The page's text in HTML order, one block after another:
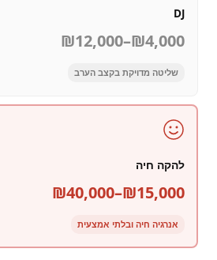
DJ
₪4,000–₪12,000
שליטה מדויקת בקצב הערב
להקה חיה
₪15,000–₪40,000
אנרגיה חיה ובלתי אמצעית